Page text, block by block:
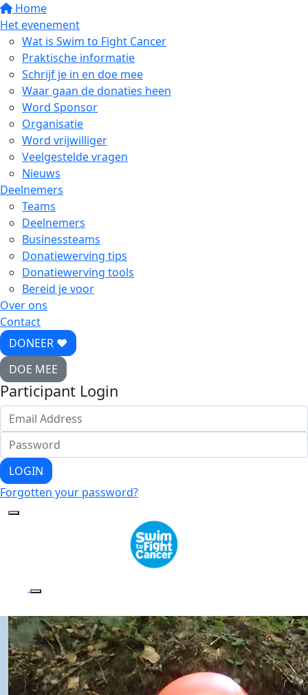
Home
Het evenement
Wat is Swim to Fight Cancer
Praktische informatie
Schrijf je in en doe mee
Waar gaan de donaties heen
Word Sponsor
Organisatie
Word vrijwilliger
Veelgestelde vragen
Nieuws
Deelnemers
Teams
Deelnemers
Businessteams
Donatiewerving tips
Donatiewerving tools
Bereid je voor
Over ons
Contact
DONEER ♥
DOE MEE
Participant Login
LOGIN
Forgotten your password?